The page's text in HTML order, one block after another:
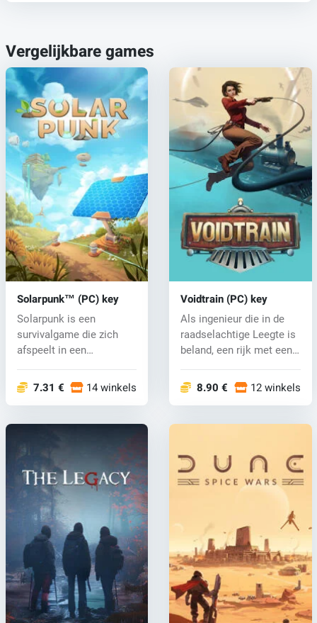
Vergelijkbare games
Solarpunk™ (PC) key
Solarpunk is een
survivalgame die zich
afspeelt in een
7.31 € 14 winkels
Voidtrain (PC) key
Als ingenieur die in de
raadselachtige Leegte is
beland, een rijk met een
8.90 € 12 winkels